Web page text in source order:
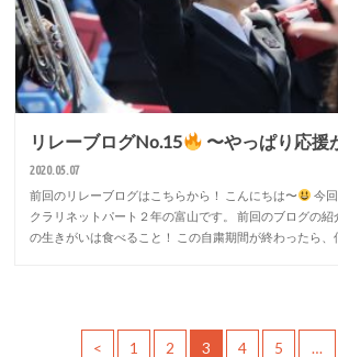
リレーブログNo.15 〜やっぱり応援
2020.05.07
前回のリレーブログはこちらから！ こんにちは〜
今
クラリネットパート２年の富山です。 前回のブログの
の生きがいは食べること！ この自粛期間が終わったら、
< 1 2 3 4 5 …